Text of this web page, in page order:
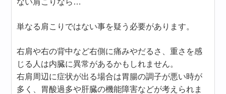
ない肩こりなら…
単なる肩こりではない事を疑う必要があります。
右肩や右の背中など右側に痛みやだるさ、重さを感
じる人は内臓に異常があるかもしれません。
右肩周辺に症状が出る場合は胃腸の調子が悪い時が
多く、胃酸過多や肝臓の機能障害などが考えられま